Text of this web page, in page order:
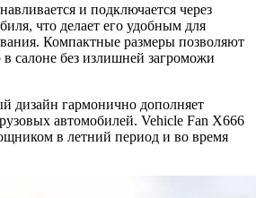
и подключается через
что делает его удобным для
Компактные размеры позволяют
в салоне без излишней загроможи
дизайн гармонично дополняет
автомобилей. Vehicle Fan X666
в летний период и во время